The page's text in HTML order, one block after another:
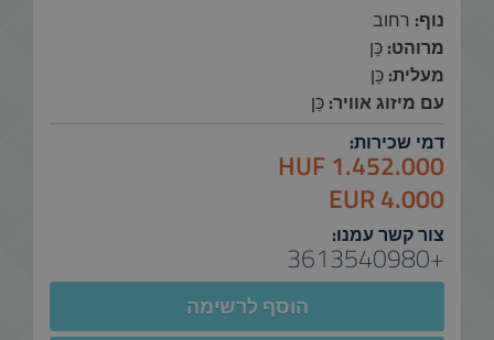
נוף: רחוב
מרוהט: כֵּן
מעלית: כֵּן
עם מיזוג אוויר: כֵּן
דמי שכירות:
1.452.000 HUF
4.000 EUR
צור קשר עמנו:
+3613540980
הוסף לרשימה